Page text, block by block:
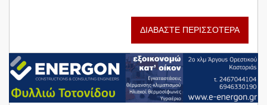
ΔΙΑΒΑΣΤΕ ΠΕΡΙΣΣΟΤΕΡΑ